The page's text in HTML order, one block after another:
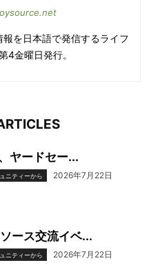
を日本語で発信するライフ
4金曜日発行。
ヤードセー...
ニティーから 2026年7月22日
ース交流イベ...
ニティーから 2026年7月22日